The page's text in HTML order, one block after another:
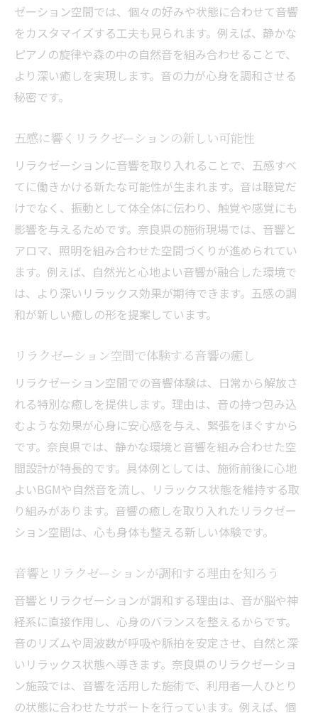
リラクゼーション空間で味わう音響の深い
安らぎ
波の音が導く深いリラックス効果を体験しよう
波の音が創るリラクゼーションの新世界
効果
自然音を使ったリラクゼーションの魅力解
説
リラクゼーションで波の音を活用する方法
波の音によるリラクゼーション時間の過ご
し方
リラクゼーションで心身を整える音響活用術
音響を使ったリラクゼーションの効果的な
リラクゼーションで心身を癒す音響選びの
コツ
音響リラクゼーションで得られる心身の変
化とは
自宅でできるリラクゼーション音響の工夫
リラクゼーション施設の音響設備が与える
安心感
音響でリラクゼーション時間をさらに充実
させる方法
チネイザンやリンパで広がる癒しの世界観
効果
リンパマッサージとリラクゼーションの相
音響とチネイザンのリラクゼーション融合
体験
ゼーション空間では、個々の好みや状態に合わせて音響
をカスタマイズする工夫も見られます。例えば、静かな
ピアノの旋律や森の中の自然音を組み合わせることで、
より深い癒しを実現します。音の力が心身を調和させる
秘密です。
五感に響くリラクゼーションの新しい可能性
リラクゼーションに音響を取り入れることで、五感すべ
てに働きかける新たな可能性が生まれます。音は聴覚だ
けでなく、振動として体全体に伝わり、触覚や感覚にも
影響を与えるためです。奈良県の施術現場では、音響と
アロマ、照明を組み合わせた空間づくりが進められてい
ます。例えば、自然光と心地よい音響が融合した環境で
は、より深いリラックス効果が期待できます。五感の調
和が新しい癒しの形を提案しています。
リラクゼーション空間で体験する音響の癒し
リラクゼーション空間での音響体験は、日常から解放さ
れる特別な癒しを提供します。理由は、音の持つ包み込
むような効果が心身に安心感を与え、緊張をほぐすから
です。奈良県では、静かな環境と音響を組み合わせた空
間設計が特長的です。具体例としては、施術前後に心地
よいBGMや自然音を流し、リラックス状態を維持する取
り組みがあります。音響の癒しを取り入れたリラクゼー
ション空間は、心も身体も整える新しい体験です。
音響とリラクゼーションが調和する理由を知ろう
音響とリラクゼーションが調和する理由は、音が脳や神
経系に直接作用し、心身のバランスを整えるからです。
音のリズムや周波数が呼吸や脈拍を安定させ、自然と深
いリラックス状態へ導きます。奈良県のリラクゼーショ
ン施設では、音響を活用した施術で、利用者一人ひとり
の状態に合わせたサポートを行っています。例えば、個